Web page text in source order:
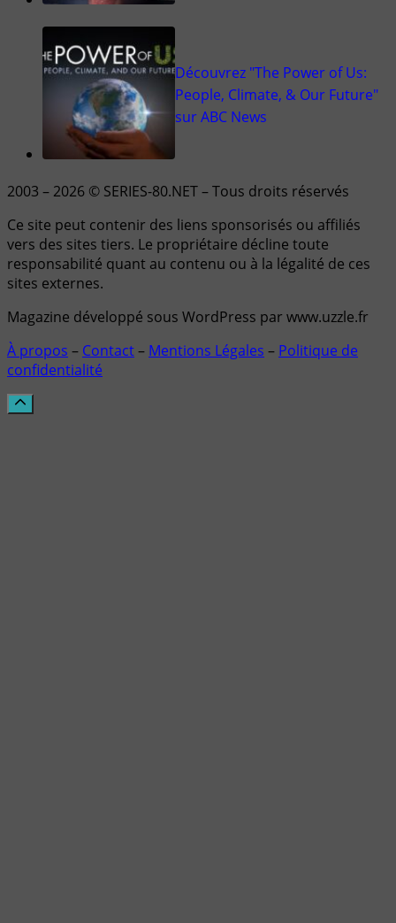
Découvrez "The Power of Us:
People, Climate, & Our Future"
sur ABC News
2003 – 2026 © SERIES-80.NET – Tous droits réservés
Ce site peut contenir des liens sponsorisés ou affiliés
vers des sites tiers. Le propriétaire décline toute
responsabilité quant au contenu ou à la légalité de ces
sites externes.
Magazine développé sous WordPress par www.uzzle.fr
À propos – Contact– Mentions Légales – Politique de
confidentialité